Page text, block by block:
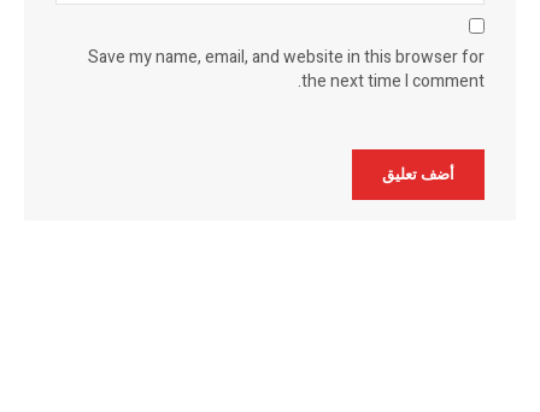
Save my name, email, and website in this browser for
the next time I comment.